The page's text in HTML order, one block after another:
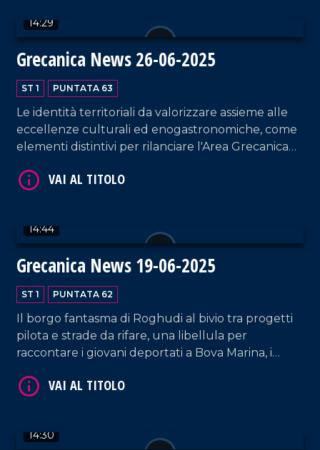
14:29
Grecanica News 26-06-2025
ST 1 PUNTATA 63
Le identità territoriali da valorizzare assieme alle
eccellenze culturali ed enogastronomiche, come
elementi distintivi per rilanciare l'Area Grecanica
eccellenze.
14:44
Grecanica News 19-06-2025
ST 1 PUNTATA 62
Il borgo fantasma di Roghudi al bivio tra progetti
pilota e strade da rifare, una libellula per
raccontare i giovani deportati a Bova Marina, i
Bova: queste le tre storie raccontate in questa
14:30
VAI AL TITOLO
VAI AL TITOLO
VAI AL TITOLO